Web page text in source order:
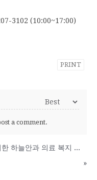
3102 (10:00~17:00)
PRINT
a comment.
이스라엘 거주하시는 한국 동포를 위한 하늘안과 의료 복지 후원의 건
»